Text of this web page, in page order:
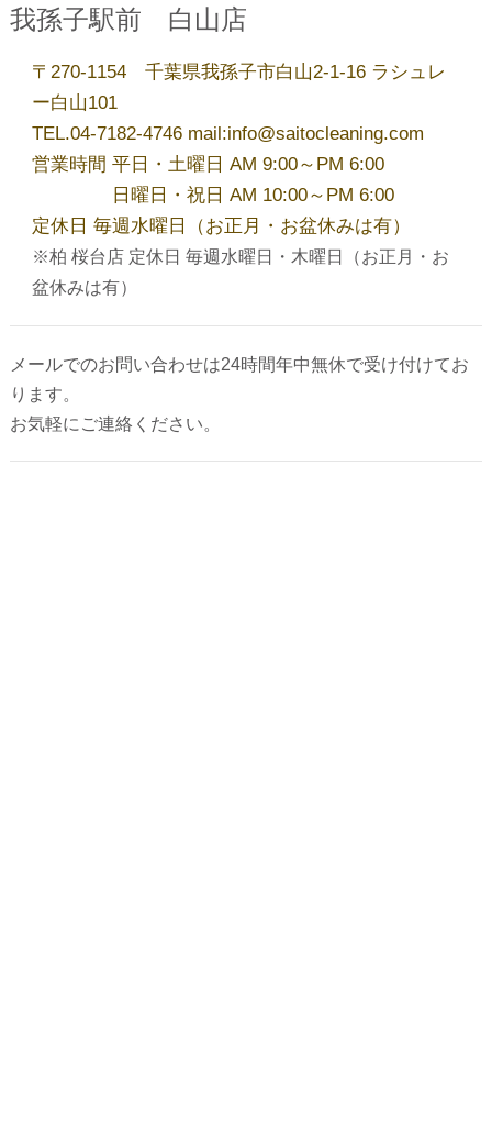
アーカイブ
2026年5月
2026年3月
我孫子駅前 白山店
〒270-1154 千葉県我孫子市白山2-1-16 ラシュレ
ー白山101
TEL.04-7182-4746 mail:info@saitocleaning.com
営業時間 平日・土曜日 AM 9:00～PM 6:00
日曜日・祝日 AM 10:00～PM 6:00
定休日 毎週水曜日（お正月・お盆休みは有）
※柏 桜台店 定休日 毎週水曜日・木曜日（お正月・お
盆休みは有）
メールでのお問い合わせは24時間年中無休で受け付けてお
ります。
お気軽にご連絡ください。